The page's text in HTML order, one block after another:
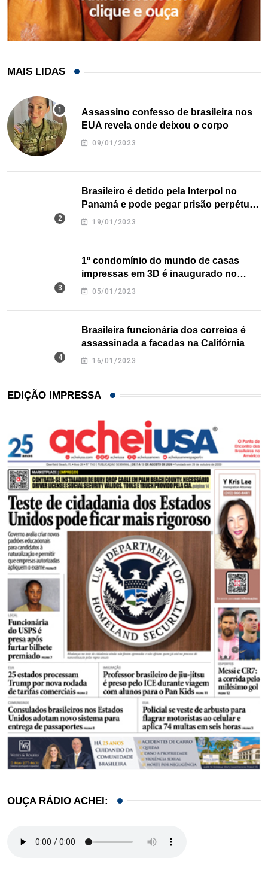
MAIS LIDAS
Assassino confesso de brasileira nos
EUA revela onde deixou o corpo
09/01/2023
Brasileiro é detido pela Interpol no
Panamá e pode pegar prisão perpétua
nos EUA
19/01/2023
1º condomínio do mundo de casas
impressas em 3D é inaugurado no
Texas
05/01/2023
Brasileira funcionária dos correios é
assassinada a facadas na Califórnia
16/01/2023
EDIÇÃO IMPRESSA
OUÇA RÁDIO ACHEI: